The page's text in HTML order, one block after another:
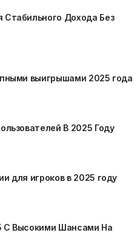
Дохода Без
выигрышами 2025 года
В 2025 Году
для игроков в 2025 году
С Высокими Шансами На